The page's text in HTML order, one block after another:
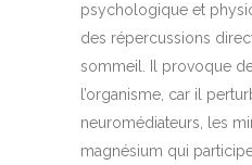
psychologique et
des répercussions
sommeil. Il provoque
l’organisme, car il
neuromédiateurs, les
magnésium qui